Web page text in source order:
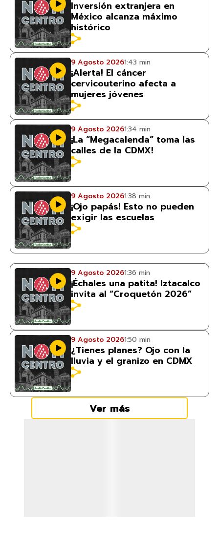
Inversión extranjera en
México alcanza máximo
histórico
9 Agosto 20261:43 min
¡Alerta! El cáncer
cervicouterino afecta a
mujeres jóvenes
9 Agosto 20261:34 min
¡La “Megacalenda” toma las
calles de la CDMX!
9 Agosto 20261:38 min
¡Ojo papás! Esto no pueden
exigir las escuelas
9 Agosto 20261:36 min
¡Échales una patita! Iztacalco
invita al “Croquetón 2026”
9 Agosto 20261:50 min
¿Tienes planes? Ojo con la
lluvia y el granizo en CDMX
Ver más